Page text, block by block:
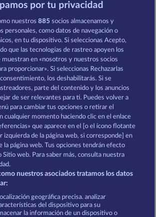
Magic Book
Magic Book 6
y condiciones
de privacidad Aviso Legal
FAQ Programa de afiliados
solicitud de desistimiento
por tu privacidad
nuestros885 socios almacenamos y
personales, como datos de navegación o
en tu dispositivo. Si seleccionas Acepto,
que las tecnologías de rastreo apoyen los
muestran en «nosotros y nuestros socios
proporcionar». Si seleccionas Rechazarlas
los deshabilitarás. Si se
parte del contenido y los anuncios
de ser relevantes para ti. Puedes volver a
para cambiar tus opciones o retirar el
cualquier momento haciendo clic en el enlace
que aparece en el [o el ícono flotante
izquierda de la página web, si corresponde] en
la página web. Tus opciones tendrán efecto
web. Para saber más, consulta nuestra
nuestros asociados tratamos los datos
geográfica precisa. analizar
del dispositivo para su
la información de un dispositivo o